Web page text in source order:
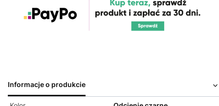
Informacje o produkcie